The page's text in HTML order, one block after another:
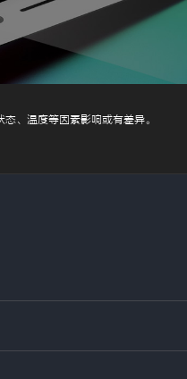
、温度等因素影响或有差异。